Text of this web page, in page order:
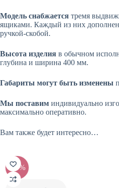
Модель снабжается тремя
ящиками. Каждый из них дополнен
ручкой-скобой.
Высота изделия в обычном
глубина и ширина 400 мм.
Габариты могут быть изменены
Мы поставим индивидуально
максимально оперативно.
Вам также будет интересно…
-20%